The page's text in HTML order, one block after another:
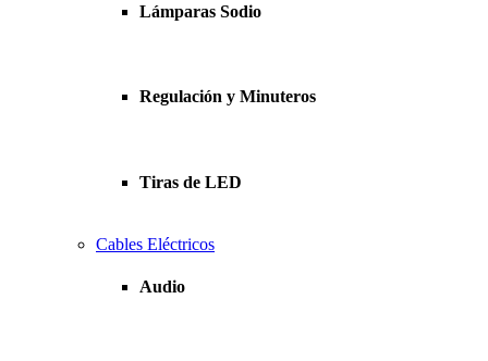
Lámparas Sodio
Regulación y Minuteros
Tiras de LED
Cables Eléctricos
Audio